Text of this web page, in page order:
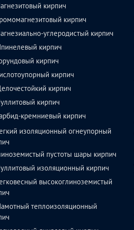
кирпич
кирпич
углеродистый кирпич
кирпич
кирпич
кирпич
кирпич
кирпич
кремниевый кирпич
изоляционный огнеупорный
пустоты шары кирпич
изоляционный кирпич
высокоглиноземистый
теплоизоляционный